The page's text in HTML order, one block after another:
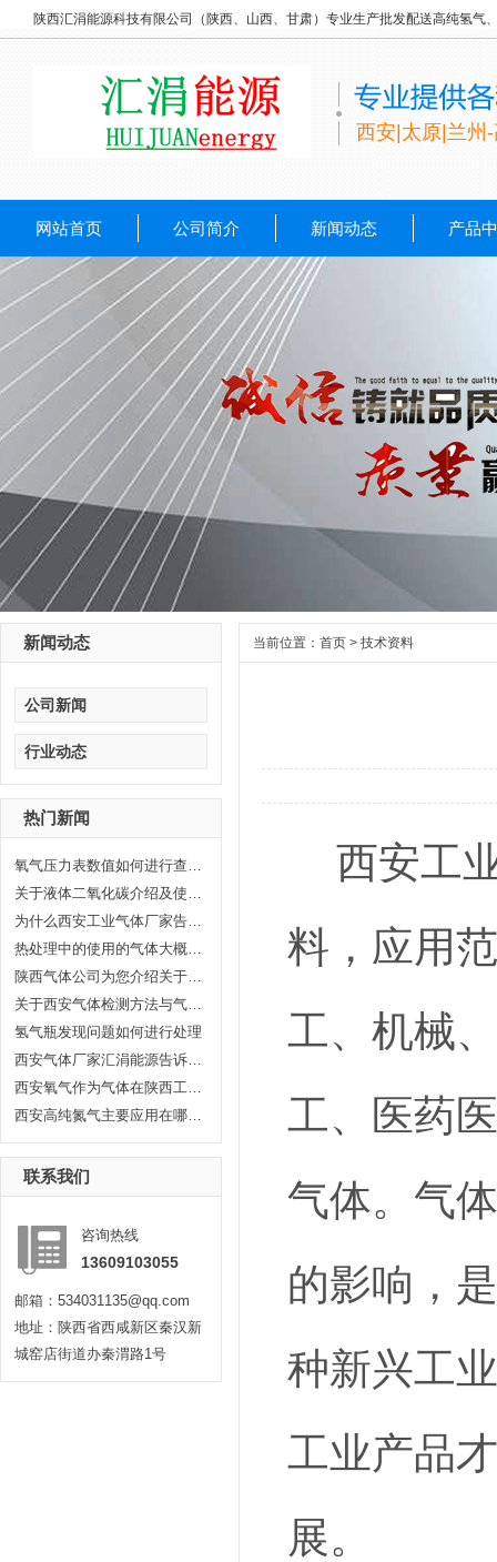
陕西汇涓能源科技有限公司（陕西、山西、甘肃）专业生产批发配送高纯氢
西安|太原|兰州
网站首页 公司简介 新闻动态 产品
新闻动态
公司新闻
行业动态
热门新闻
氧气压力表数值如何进行查看，汇...
关于液体二氧化碳介绍及使用范围...
为什么西安工业气体厂家告诉你氦...
热处理中的使用的气体大概分哪几...
陕西气体公司为您介绍关于陕西乙...
关于西安气体检测方法与气体检测...
氢气瓶发现问题如何进行处理
西安气体厂家汇涓能源告诉你液化...
西安氧气作为气体在陕西工业生产...
西安高纯氮气主要应用在哪些方面...
联系我们
咨询热线
13609103055
邮箱：534031135@qq.com
地址：陕西省西咸新区秦汉新
城窑店街道办秦渭路1号
当前位置： 首页 > 技术资料
西安工
料，应用
工、机械
工、医药
气体。气
的影响，
种新兴工
工业产品
展。